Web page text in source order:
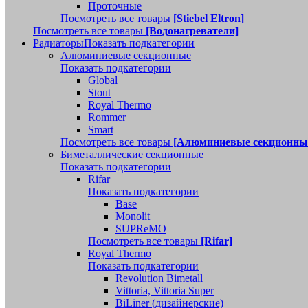
Проточные
Посмотреть все товары [Stiebel Eltron]
Посмотреть все товары [Водонагреватели]
РадиаторыПоказать подкатегории
Алюминиевые секционные
Показать подкатегории
Global
Stout
Royal Thermo
Rommer
Smart
Посмотреть все товары [Алюминиевые
Биметаллические секционные
Показать подкатегории
Rifar
Показать подкатегории
Base
Monolit
SUPReMO
Посмотреть все товары [Rifar]
Royal Thermo
Показать подкатегории
Revolution Bimetall
Vittoria, Vittoria Super
BiLiner (дизайнерские)